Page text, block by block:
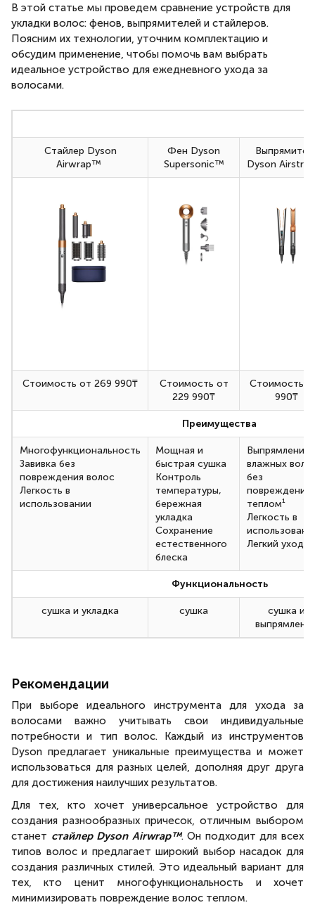
В этой статье мы проведем сравнение устройств для
укладки волос: фенов, выпрямителей и стайлеров.
Поясним их технологии, уточним комплектацию и
обсудим применение, чтобы помочь вам выбрать
идеальное устройство для ежедневного ухода за
волосами.
Стайлер Dyson
Airwrap™
Фен Dyson
Supersonic™
Dyson
Стоимость от 269 990₸
Стоимость от
229 990₸
Стоимость
990₸
Преимущества
Многофункциональность
Завивка без
повреждения волос
Легкость в
использовании
Мощная и
быстрая сушка
Контроль
температуры,
бережная
укладка
Сохранение
естественного
блеска
Выпрямление
влажных
без
повреждения
теплом¹
Легкость в
Легкий уход
Функциональность
сушка и укладка сушка
сушка и
для всех типов волос
для всех типов
Температурные режимы
80°C, 100°C
28°C (холодный обдув)
60°C, 80°C,
100°C
28°C (холодный
обдув)
Влажный
79°C,
Рекомендации
При выборе идеального инструмента для ухода за
волосами важно учитывать свои индивидуальные
потребности и тип волос. Каждый из инструментов
Dyson предлагает уникальные преимущества и может
использоваться для разных целей, дополняя друг друга
для достижения наилучших результатов.
Для тех, кто хочет универсальное устройство для
создания разнообразных причесок, отличным выбором
станет стайлер Dyson Airwrap™. Он подходит для всех
типов волос и предлагает широкий выбор насадок для
создания различных стилей. Это идеальный вариант для
тех, кто ценит многофункциональность и хочет
минимизировать повреждение волос теплом.